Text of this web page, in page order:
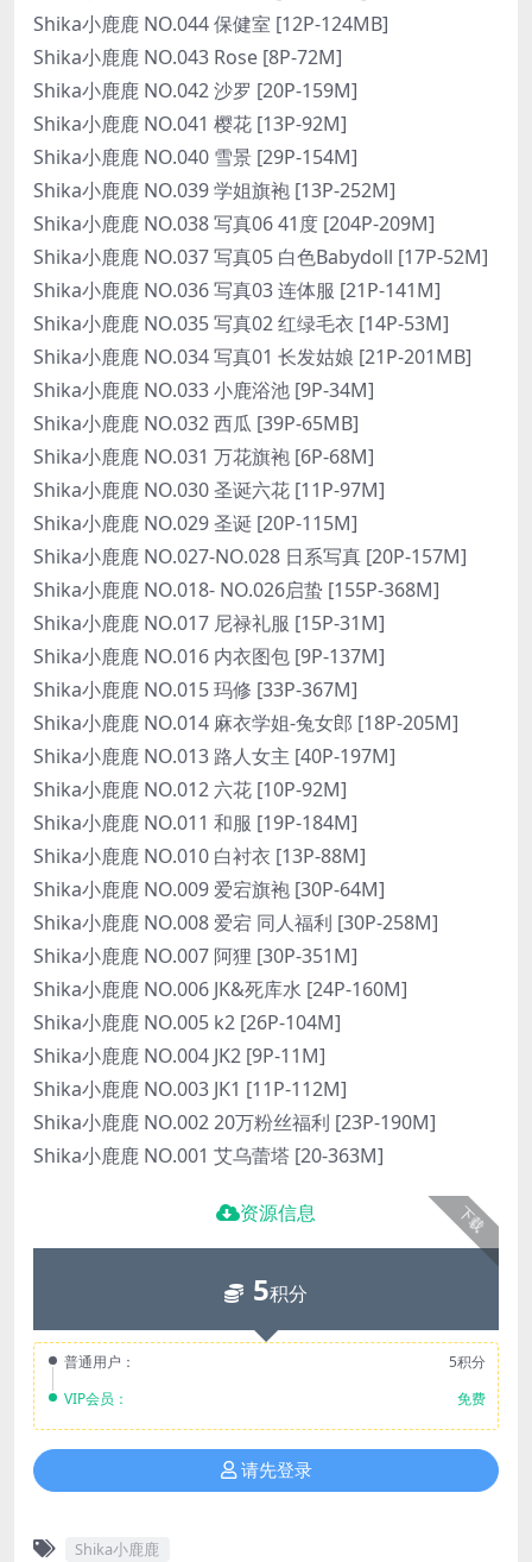
Shika小鹿鹿 NO.044 保健室 [12P-124MB]
Shika小鹿鹿 NO.043 Rose [8P-72M]
Shika小鹿鹿 NO.042 沙罗 [20P-159M]
Shika小鹿鹿 NO.041 樱花 [13P-92M]
Shika小鹿鹿 NO.040 雪景 [29P-154M]
Shika小鹿鹿 NO.039 学姐旗袍 [13P-252M]
Shika小鹿鹿 NO.038 写真06 41度 [204P-209M]
Shika小鹿鹿 NO.037 写真05 白色Babydoll [17P-52M]
Shika小鹿鹿 NO.036 写真03 连体服 [21P-141M]
Shika小鹿鹿 NO.035 写真02 红绿毛衣 [14P-53M]
Shika小鹿鹿 NO.034 写真01 长发姑娘 [21P-201MB]
Shika小鹿鹿 NO.033 小鹿浴池 [9P-34M]
Shika小鹿鹿 NO.032 西瓜 [39P-65MB]
Shika小鹿鹿 NO.031 万花旗袍 [6P-68M]
Shika小鹿鹿 NO.030 圣诞六花 [11P-97M]
Shika小鹿鹿 NO.029 圣诞 [20P-115M]
Shika小鹿鹿 NO.027-NO.028 日系写真 [20P-157M]
Shika小鹿鹿 NO.018- NO.026启蛰 [155P-368M]
Shika小鹿鹿 NO.017 尼禄礼服 [15P-31M]
Shika小鹿鹿 NO.016 内衣图包 [9P-137M]
Shika小鹿鹿 NO.015 玛修 [33P-367M]
Shika小鹿鹿 NO.014 麻衣学姐-兔女郎 [18P-205M]
Shika小鹿鹿 NO.013 路人女主 [40P-197M]
Shika小鹿鹿 NO.012 六花 [10P-92M]
Shika小鹿鹿 NO.011 和服 [19P-184M]
Shika小鹿鹿 NO.010 白衬衣 [13P-88M]
Shika小鹿鹿 NO.009 爱宕旗袍 [30P-64M]
Shika小鹿鹿 NO.008 爱宕 同人福利 [30P-258M]
Shika小鹿鹿 NO.007 阿狸 [30P-351M]
Shika小鹿鹿 NO.006 JK&死库水 [24P-160M]
Shika小鹿鹿 NO.005 k2 [26P-104M]
Shika小鹿鹿 NO.004 JK2 [9P-11M]
Shika小鹿鹿 NO.003 JK1 [11P-112M]
Shika小鹿鹿 NO.002 20万粉丝福利 [23P-190M]
Shika小鹿鹿 NO.001 艾乌蕾塔 [20-363M]
下载
资源信息
5积分
普通用户：
5积分
VIP会员：
免费
请先登录
Shika小鹿鹿